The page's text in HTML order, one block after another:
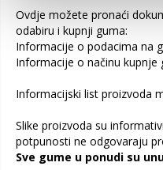
Ovdje možete pronaći
odabiru i kupnji guma:
Informacije o podacima na
Informacije o načinu kupnje
Informacijski list proizvoda
Slike proizvoda su
potpunosti ne odgovaraju
Sve gume u ponudi su